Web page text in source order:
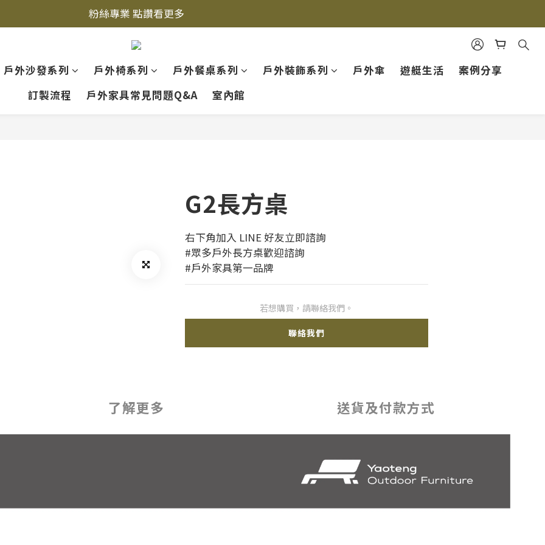
立即加入LINE好友
立即加入LINE好友
粉絲專業 點讚看更多
立即加入LINE好友
戶外沙發系列 戶外椅系列 戶外餐桌系列 戶外裝飾系列 戶外傘 遊艇生活
案例分享
訂製流程
戶外家具常見問題Q&A 室內館
G2長方桌
右下角加入 LINE 好友立即諮詢
#眾多戶外長方桌歡迎諮詢
#戶外家具第一品牌
若想購買，請聯絡我們。
聯絡我們
了解更多 送貨及付款方式